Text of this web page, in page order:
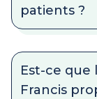
patients ?
Est-ce que
Francis